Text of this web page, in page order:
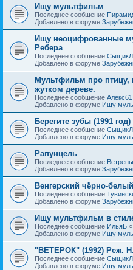
Ищу мультфильм
Последнее сообщение
Добавлено в форуме
Ищу неоцифрованные
Ребера
Последнее сообщение
Добавлено в форуме
Мультфильм про
жутком дереве.
Последнее сообщение Алекс61
Добавлено в форуме Ищу
Берегите зубы (1991
Последнее сообщение
Добавлено в форуме Ищу
Рапунцель
Последнее сообщение
Добавлено в форуме
Венгерский чёрно-
Последнее сообщение
Добавлено в форуме
Ищу мультфильм в
Последнее сообщение ИльяБ «
Добавлено в форуме Ищу
"ВЕТЕРОК" (1992) Реж.
Последнее сообщение
Добавлено в форуме Ищу